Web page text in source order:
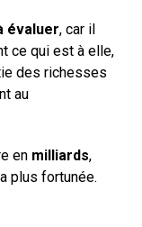
évaluer, car il
ce qui est à elle,
des richesses
au
en milliards,
plus fortunée.